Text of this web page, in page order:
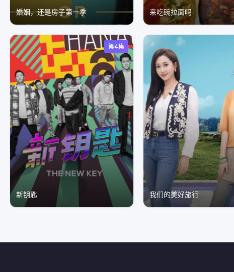
婚姻，还是房子第一季 来吃碗拉面吗
第4集
新钥匙 我们的美好旅行